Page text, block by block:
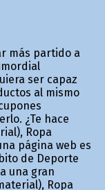
más partido a
ser capaz
al mismo
¿Te hace
Ropa
página web es
de Deporte
una gran
Ropa